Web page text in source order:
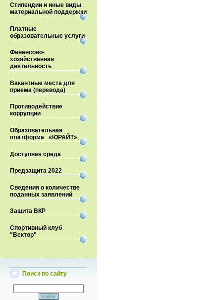
Стипендии и иные виды
материальной поддержки
Платные
образовательные услуги
Финансово-
хозяйственная
деятельность
Вакантные места для
приема (перевода)
Противодействие
коррупции
Образовательная
платформа «ЮРАЙТ»
Доступная среда
Предзащита 2022
Сведения о количестве
поданных заявлений
Защита ВКР
Спортивный клуб
"Вектор"
Поиск по сайту